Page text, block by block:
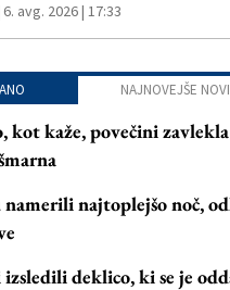
6. avg. 2026 | 17:33
NAJNOVEJŠE
kot kaže, povečini
najtoplejšo noč,
deklico, ki se je